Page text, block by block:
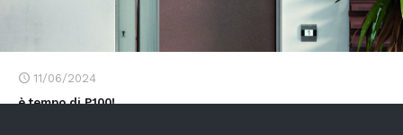
11/06/2024
è tempo di P100!